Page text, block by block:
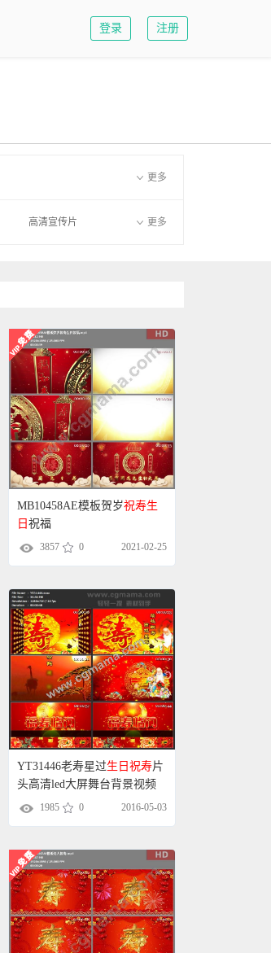
注册
登录
更多
更多
高清宣传片
MB10458AE模板贺岁祝寿生
日 祝福
3857 0 2021-02-25
YT31446老寿星过生日 祝寿片
头高清led大屏舞台背景视频
素材制作
1985 0 2016-05-03